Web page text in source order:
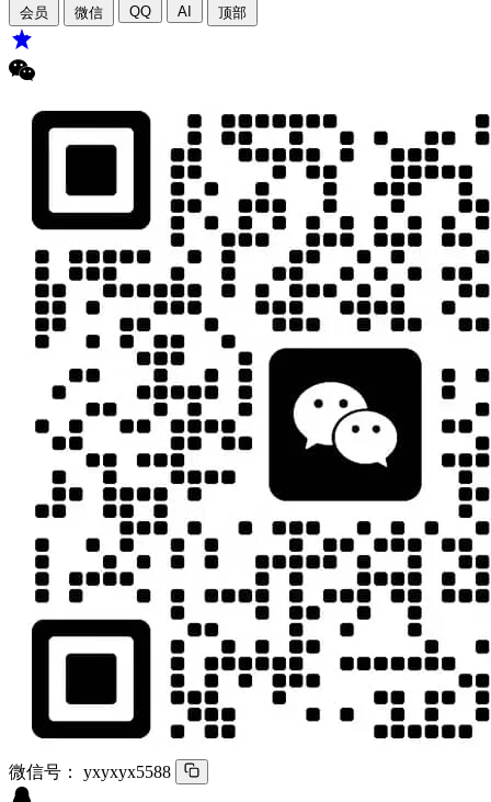
会员 微信 QQ AI 顶部
微信号： yxyxyx5588